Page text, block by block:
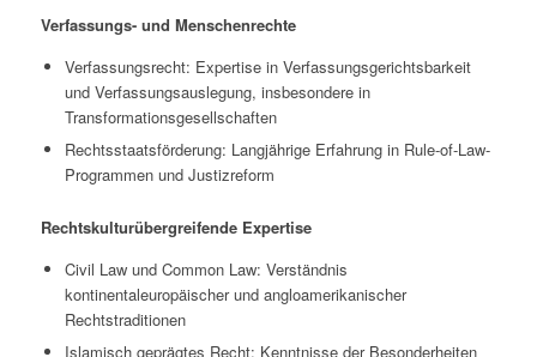
Verfassungs- und Menschenrechte
Verfassungsrecht: Expertise in Verfassungsgerichtsbarkeit
und Verfassungsauslegung, insbesondere in
Transformationsgesellschaften
Rechtsstaatsförderung: Langjährige Erfahrung in Rule-of-Law-
Programmen und Justizreform
Rechtskulturübergreifende Expertise
Civil Law und Common Law: Verständnis
kontinentaleuropäischer und angloamerikanischer
Rechtstraditionen
Islamisch geprägtes Recht: Kenntnisse der Besonderheiten